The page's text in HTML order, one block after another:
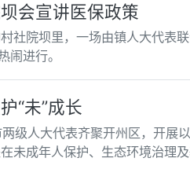
会宣讲医保政策
社院坝里，一场由镇人大代表
闹进行。
“未”成长
级人大代表齐聚开州区，开展
未成年人保护、生态环境治理